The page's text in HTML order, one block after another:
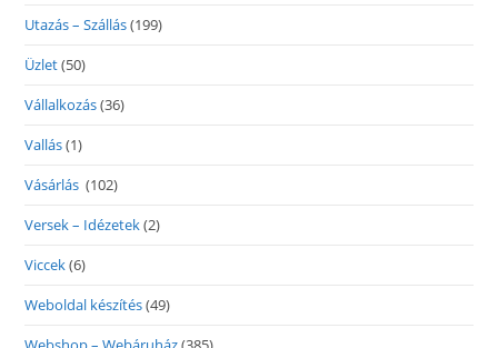
Utazás – Szállás(199)
Üzlet(50)
Vállalkozás(36)
Vallás(1)
Vásárlás (102)
Versek – Idézetek(2)
Viccek(6)
Weboldal készítés(49)